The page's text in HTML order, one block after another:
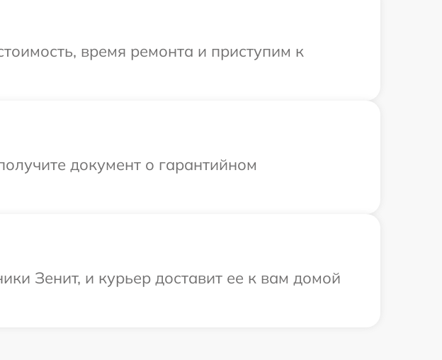
время ремонта и приступим к
документ о гарантийном
Зенит, и курьер доставит ее к вам домой